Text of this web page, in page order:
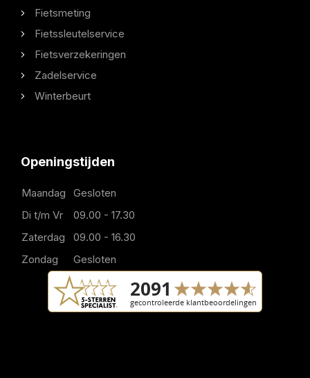
Fietsmeting
Fietssleutelservice
Fietsverzekeringen
Zadelservice
Winterbeurt
Openingstijden
Maandag
Gesloten
Di t/m Vr
09.00 - 17.30
Zaterdag
09.00 - 16.30
Zondag
Gesloten